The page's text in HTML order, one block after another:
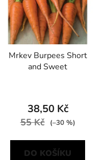
Mrkev Burpees Short
and Sweet
38,50 Kč
55 Kč (–30 %)
DO KOŠÍKU